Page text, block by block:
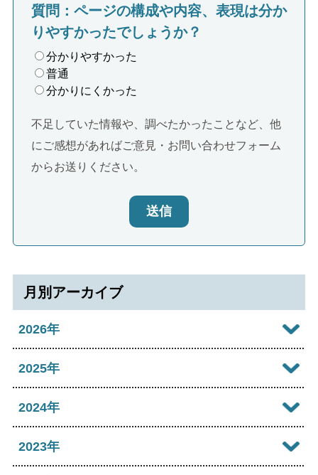
質問：ページの構成や内容、表現は分か
りやすかったでしょうか？
分かりやすかった
普通
分かりにくかった
不足していた情報や、調べたかったことなど、他
にご感想があればご意見・お問い合わせフォーム
からお送りください。
送信
月別アーカイブ
2026年
2026年08月
2026年06月
2025年
2025年12月
2025年10月
2024年
2024年12月
2023年